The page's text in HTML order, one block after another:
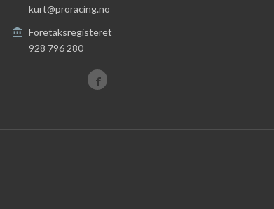
kurt@proracing.no
Foretaksregisteret
928 796 280